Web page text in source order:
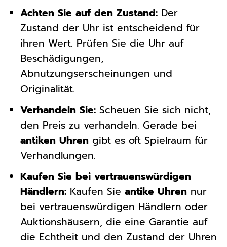
Achten Sie auf den Zustand:Der
Zustand der Uhr ist entscheidend für
ihren Wert. Prüfen Sie die Uhr auf
Beschädigungen,
Abnutzungserscheinungen und
Originalität.
Verhandeln Sie:Scheuen Sie sich nicht,
den Preis zu verhandeln. Gerade bei
antiken Uhrengibt es oft Spielraum für
Verhandlungen.
Kaufen Sie bei vertrauenswürdigen
Händlern:Kaufen Sie antike Uhrennur
bei vertrauenswürdigen Händlern oder
Auktionshäusern, die eine Garantie auf
die Echtheit und den Zustand der Uhren